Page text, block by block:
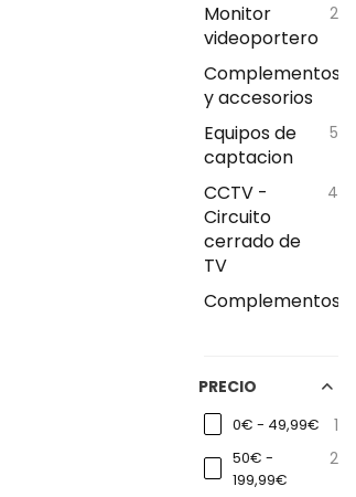
Monitor
videoportero
2
Complementos
y accesorios
Equipos de
captacion
5
CCTV -
Circuito
cerrado de
TV
4
Complementos
PRECIO
0€ - 49,99€ 1
50€ -
199,99€
2